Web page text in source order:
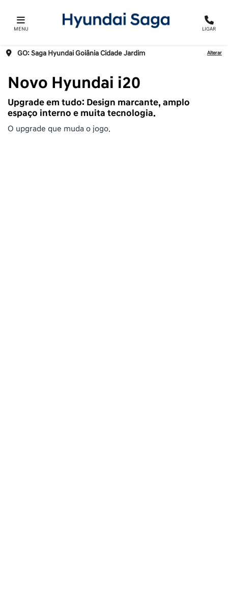
MENU LIGAR
GO: Saga Hyundai Goiânia Cidade Jardim Alterar
Novo Hyundai i20
Upgrade em tudo: Design marcante, amplo
espaço interno e muita tecnologia.
O upgrade que muda o jogo.